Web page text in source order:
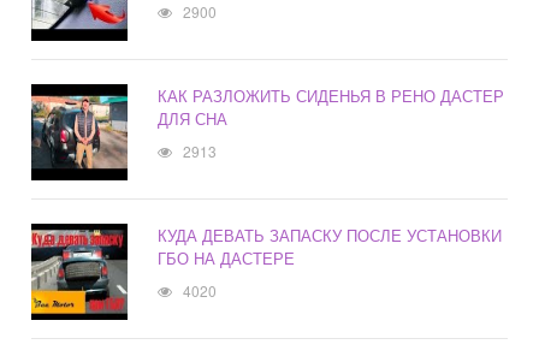
2900
КАК РАЗЛОЖИТЬ СИДЕНЬЯ В РЕНО ДАСТЕР
ДЛЯ СНА
2913
КУДА ДЕВАТЬ ЗАПАСКУ ПОСЛЕ УСТАНОВКИ
ГБО НА ДАСТЕРЕ
4020